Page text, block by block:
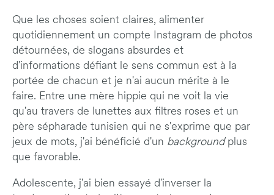
Que les choses soient claires, alimenter
quotidiennement un compte Instagram de photos
détournées, de slogans absurdes et
d'informations défiant le sens commun est à la
portée de chacun et je n'ai aucun mérite à le
faire. Entre une mère hippie qui ne voit la vie
qu'au travers de lunettes aux filtres roses et un
père sépharade tunisien qui ne s'exprime que par
jeux de mots, j'ai bénéficié d'un backgroundplus
que favorable.
Adolescente, j'ai bien essayé d'inverser la